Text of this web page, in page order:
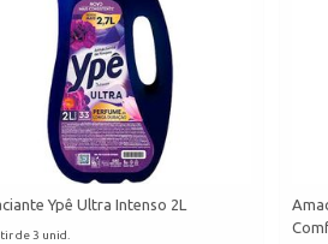
Ypê Ultra Intenso 2L
de 3 unid.